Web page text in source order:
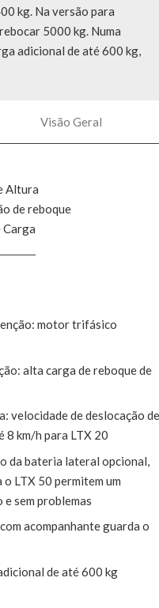
kg. Na versão para
5000 kg. Numa
adicional de até 600 kg,
Visão Geral
Altura
de reboque
Carga
motor trifásico
alta carga de reboque de
velocidade de deslocação de
8 km/h para LTX 20
da bateria lateral opcional,
LTX 50 permitem um
sem problemas
acompanhante guarda o
de até 600 kg